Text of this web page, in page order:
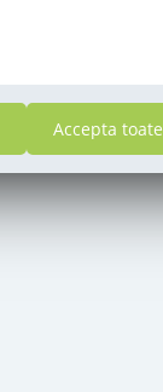
Accepta toate